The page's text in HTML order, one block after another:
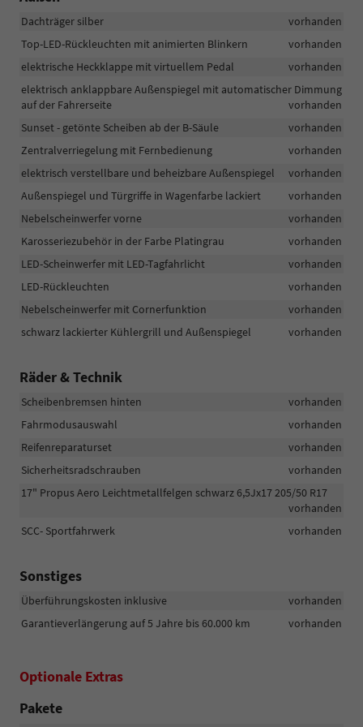
Dachträger silber
vorhanden
Top-LED-Rückleuchten mit animierten Blinkern
vorhanden
elektrische Heckklappe mit virtuellem Pedal
vorhanden
elektrisch anklappbare Außenspiegel mit automatischer Dimmung
auf der Fahrerseite
vorhanden
Sunset - getönte Scheiben ab der B-Säule
vorhanden
Zentralverriegelung mit Fernbedienung
vorhanden
elektrisch verstellbare und beheizbare Außenspiegel
vorhanden
Außenspiegel und Türgriffe in Wagenfarbe lackiert
vorhanden
Nebelscheinwerfer vorne
vorhanden
Karosseriezubehör in der Farbe Platingrau
vorhanden
LED-Scheinwerfer mit LED-Tagfahrlicht
vorhanden
LED-Rückleuchten
vorhanden
Nebelscheinwerfer mit Cornerfunktion
vorhanden
schwarz lackierter Kühlergrill und Außenspiegel
vorhanden
Räder & Technik
Scheibenbremsen hinten
vorhanden
Fahrmodusauswahl
vorhanden
Reifenreparaturset
vorhanden
Sicherheitsradschrauben
vorhanden
17" Propus Aero Leichtmetallfelgen schwarz 6,5Jx17 205/50 R17
vorhanden
SCC- Sportfahrwerk
vorhanden
Sonstiges
Überführungskosten inklusive
vorhanden
Garantieverlängerung auf 5 Jahre bis 60.000 km
vorhanden
Optionale Extras
Pakete